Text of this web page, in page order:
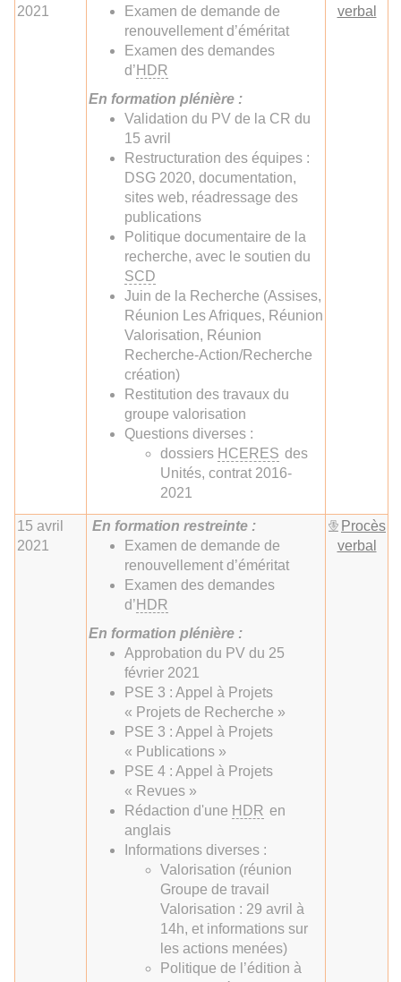
2021
Examen de demande de
renouvellement d’éméritat
Examen des demandes
d’ HDR
En formation plénière :
Validation du PV de la CR du
15 avril
Restructuration des équipes :
DSG 2020, documentation,
sites web, réadressage des
publications
Politique documentaire de la
recherche, avec le soutien du
SCD
Juin de la Recherche (Assises,
Réunion Les Afriques, Réunion
Valorisation, Réunion
Recherche-Action/Recherche
création)
Restitution des travaux du
groupe valorisation
Questions diverses :
dossiers HCERES des
Unités, contrat 2016-
2021
verbal
15 avril
2021
En formation restreinte :
Examen de demande de
renouvellement d’éméritat
Examen des demandes
d’ HDR
En formation plénière :
Approbation du PV du 25
février 2021
PSE 3 : Appel à Projets
« Projets de Recherche »
PSE 3 : Appel à Projets
« Publications »
PSE 4 : Appel à Projets
« Revues »
Rédaction d'une HDR en
anglais
Informations diverses :
Valorisation (réunion
Groupe de travail
Valorisation : 29 avril à
14h, et informations sur
les actions menées)
Politique de l’édition à
Procès
verbal